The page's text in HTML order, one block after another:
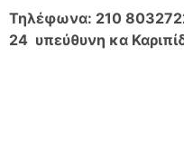
Τηλέφωνα: 210
24 υπεύθυνη κα